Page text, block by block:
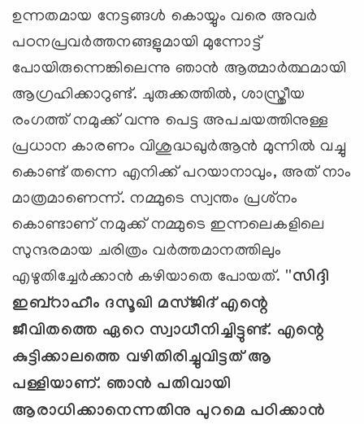
ഉന്നതമായ നേട്ടങ്ങള്‍ കൊയ്യും വരെ അവര്‍
പഠനപ്രവര്‍ത്തനങ്ങളുമായി മുന്നോട്ട്
പോയിരുന്നെങ്കിലെന്നു ഞാന്‍ ആത്മാര്‍ത്ഥമായി
ആഗ്രഹിക്കാറുണ്ട്. ചുരുക്കത്തില്‍, ശാസ്ത്രീയ
രംഗത്ത് നമുക്ക് വന്നു പെട്ട അപചയത്തിനുള്ള
പ്രധാന കാരണം വിശുദ്ധഖുര്‍ആന്‍ മുന്നില്‍ വച്ചു
കൊണ്ട് തന്നെ എനിക്ക് പറയാനാവും, അത് നാം
മാത്രമാണെന്ന്. നമ്മുടെ സ്വന്തം പ്രശ്‌നം
കൊണ്ടാണ് നമുക്ക് നമ്മുടെ ഇന്നലെകളിലെ
സുന്ദരമായ ചരിത്രം വര്‍ത്തമാനത്തിലും
എഴുതിച്ചേര്‍ക്കാന്‍ കഴിയാതെ പോയത്. ''സിദ്ദി
ഇബ്‌റാഹീം ദസൂഖി മസ്ജിദ് എന്റെ
ജീവിതത്തെ ഏറെ സ്വാധീനിച്ചിട്ടുണ്ട്. എന്റെ
കുട്ടിക്കാലത്തെ വഴിതിരിച്ചുവിട്ടത് ആ
പള്ളിയാണ്. ഞാന്‍ പതിവായി
ആരാധിക്കാനെന്നതിനു പുറമെ പഠിക്കാന്‍